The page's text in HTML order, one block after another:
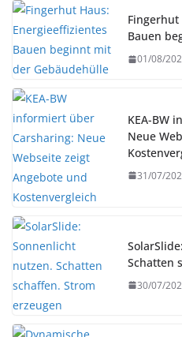
Fingerhut
Bauen
01/08/
KEA-BW
Neue
31/07/
Schatten
30/07/